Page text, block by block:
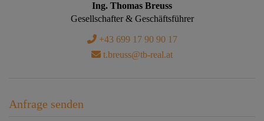
Ing. Thomas Breuss
Gesellschafter & Geschäftsführer
+43 699 17 90 90 17
t.breuss@tb-real.at
Anfrage senden